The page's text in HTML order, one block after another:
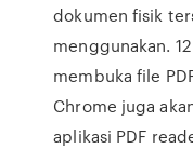
dokumen fisik
menggunakan.
membuka file
Chrome juga
aplikasi PDF